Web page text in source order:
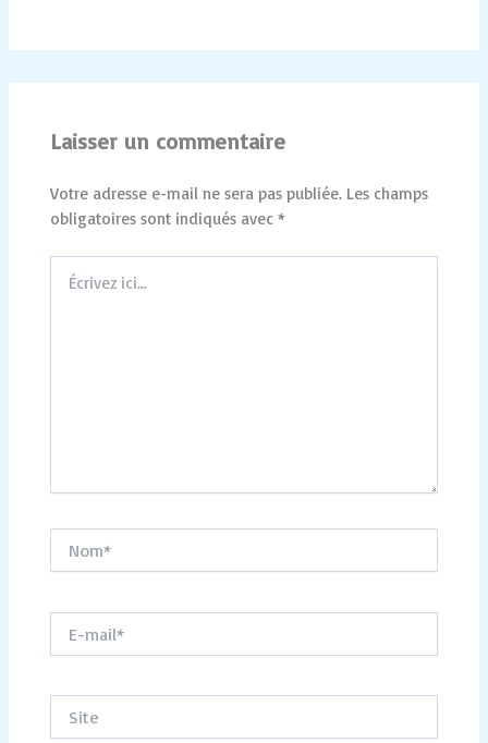
Laisser un commentaire
Votre adresse e-mail ne sera pas publiée. Les champs
obligatoires sont indiqués avec *
ici…
mail*